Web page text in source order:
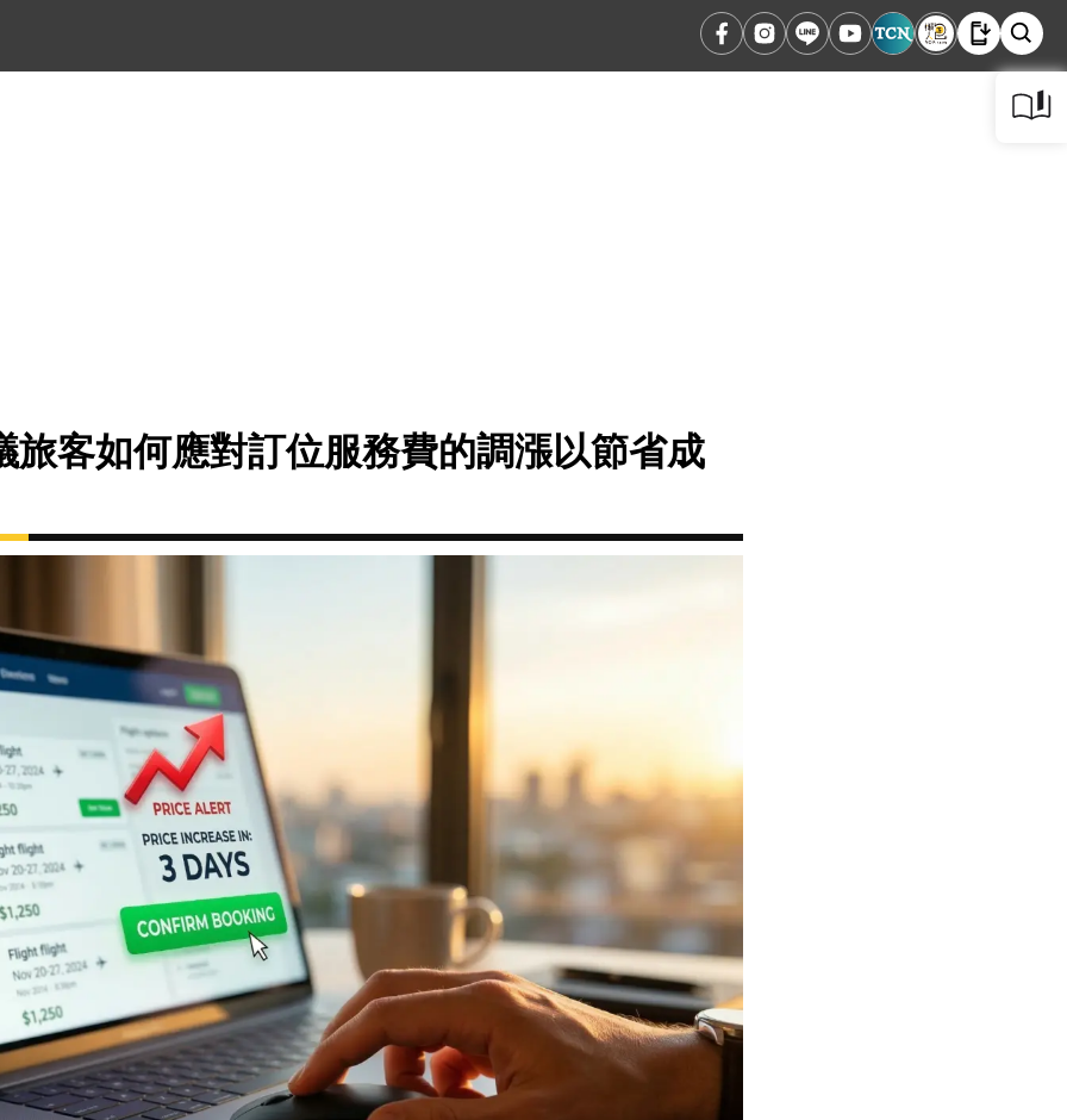
旅客如何應對訂位服務費的調漲以節省成